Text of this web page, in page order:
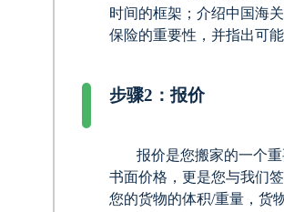
时间的框架；介绍中国海
保险的重要性，并指出可能
步骤2：报价
报价是您搬家的一个
书面价格，更是您与我们
您的货物的体积/重量，货